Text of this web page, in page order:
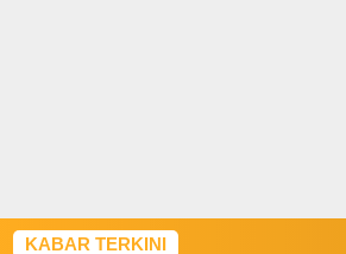
KABAR TERKINI